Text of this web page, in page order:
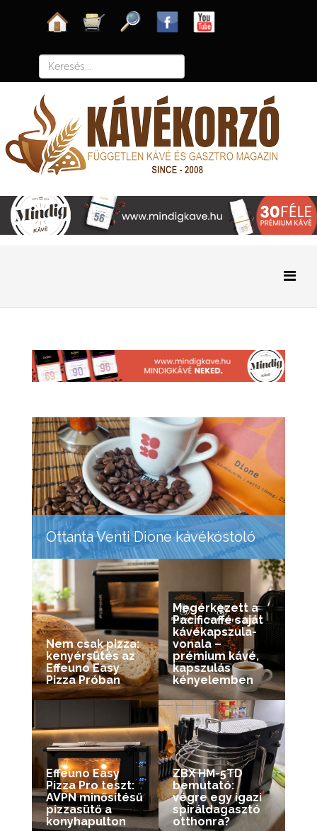
Ottanta Venti Dione kávékóstoló
Nem csak pizza:
kenyérsütés az
Effeuno Easy
Pizza Próban
Megérkezett a
Pacificaffé saját
kávékapszula-
vonala –
prémium kávé,
kapszulás
kényelemben
Effeuno Easy
Pizza Pro teszt:
AVPN minősítésű
pizzasütő a
konyhapulton
ZBX HM-5TD
bemutató:
végre egy igazi
spiráldagasztó
otthonra?